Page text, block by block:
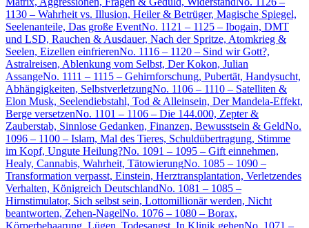
1130 – Wahrheit vs. Illusion, Heiler & Betrüger, Magische Spiegel,
Seelenanteile, Das große EventNo. 1121 – 1125 – Ibogain, DMT
und LSD, Rauchen & Ausdauer, Nach der Spritze, Atomkrieg &
Seelen, Eizellen einfrierenNo. 1116 – 1120 – Sind wir Gott?,
Astralreisen, Ablenkung vom Selbst, Der Kokon, Julian
AssangeNo. 1111 – 1115 – Gehirnforschung, Pubertät, Handysucht,
Abhängigkeiten, SelbstverletzungNo. 1106 – 1110 – Satelliten &
Elon Musk, Seelendiebstahl, Tod & Alleinsein, Der Mandela-Effekt,
Berge versetzenNo. 1101 – 1106 – Die 144.000, Zepter &
Zauberstab, Sinnlose Gedanken, Finanzen, Bewusstsein & GeldNo.
1096 – 1100 – Islam, Mal des Tieres, Schuldübertragung, Stimme
im Kopf, Ungute Heilung?No. 1091 – 1095 – Gift einnehmen,
Healy, Cannabis, Wahrheit, TätowierungNo. 1085 – 1090 –
Transformation verpasst, Einstein, Herztransplantation, Verletzendes
Verhalten, Königreich DeutschlandNo. 1081 – 1085 –
Hirnstimulator, Sich selbst sein, Lottomillionär werden, Nicht
beantworten, Zehen-NagelNo. 1076 – 1080 – Borax,